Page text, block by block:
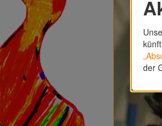
der